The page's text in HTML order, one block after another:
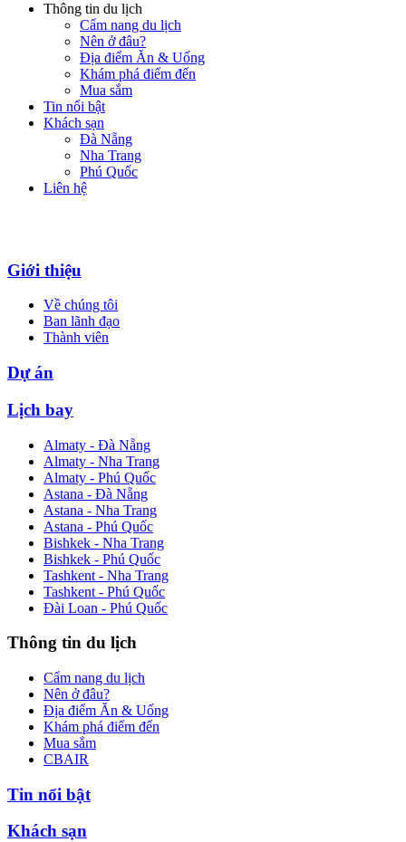
Thông tin du lịch
Cẩm nang du lịch
Nên ở đâu?
Địa điểm Ăn & Uống
Khám phá điểm đến
Mua sắm
Tin nổi bật
Khách sạn
Đà Nẵng
Nha Trang
Phú Quốc
Liên hệ
Giới thiệu
Về chúng tôi
Ban lãnh đạo
Thành viên
Dự án
Lịch bay
Almaty - Đà Nẵng
Almaty - Nha Trang
Almaty - Phú Quốc
Astana - Đà Nẵng
Astana - Nha Trang
Astana - Phú Quốc
Bishkek - Nha Trang
Bishkek - Phú Quốc
Tashkent - Nha Trang
Tashkent - Phú Quốc
Đài Loan - Phú Quốc
Thông tin du lịch
Cẩm nang du lịch
Nên ở đâu?
Địa điểm Ăn & Uống
Khám phá điểm đến
Mua sắm
CBAIR
Tin nổi bật
Khách sạn